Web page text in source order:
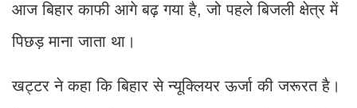
आज बिहार काफी आगे बढ़ गया है, जो पहले बिजली क्षेत्र में
पिछड़ माना जाता था।
खट्टर ने कहा कि बिहार से न्यूक्लियर ऊर्जा की जरूरत है।